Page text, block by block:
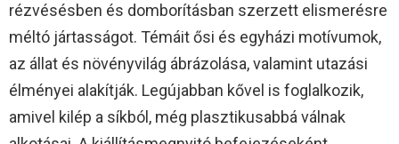
rézvésésben és domborításban szerzett elismerésre
méltó jártasságot. Témáit ősi és egyházi motívumok,
az állat és növényvilág ábrázolása, valamint utazási
élményei alakítják. Legújabban kővel is foglalkozik,
amivel kilép a síkból, még plasztikusabbá válnak